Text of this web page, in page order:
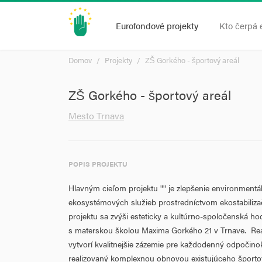
Eurofondové projekty Kto čerpá
Domov Projekty ZŠ Gorkého - športový areál
ZŠ Gorkého - športový areál
Mesto Trnava
POPIS PROJEKTU
Hlavným cieľom projektu "" je zlepšenie
ekosystémových služieb prostredníctvom
projektu sa zvýši esteticky a kultúrno-spoločenská
s materskou školou Maxima Gorkého 21 v Trnave.
vytvorí kvalitnejšie zázemie pre každodenný
realizovaný komplexnou obnovou existujúceho